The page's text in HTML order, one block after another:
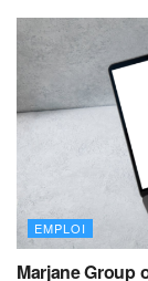
EMPLOI
Marjane Group